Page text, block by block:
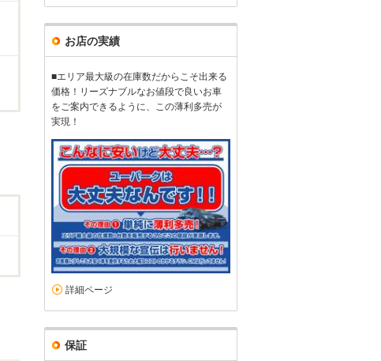
お店の実績
■エリア最大級の在庫数だからこそ出来る
価格！リーズナブルなお値段で良いお車
をご案内できるように、この薄利多売が
実現！
詳細ページ
保証